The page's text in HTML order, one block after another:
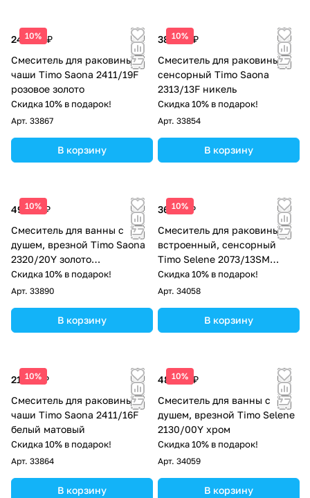
10%
24 488 ₽
Смеситель для раковины-
чаши Timo Saona 2411/19F
розовое золото
Скидка 10% в подарок!
Арт. 33867
В корзину
10%
38 248 ₽
Смеситель для раковины
сенсорный Timo Saona
2313/13F никель
Скидка 10% в подарок!
Арт. 33854
В корзину
10%
49 237 ₽
Смеситель для ванны с
душем, врезной Timo Saona
2320/20Y золото
шлифованное
Скидка 10% в подарок!
Арт. 33890
В корзину
10%
36 715 ₽
Смеситель для раковины
встроенный, сенсорный
Timo Selene 2073/13SM
никель
Скидка 10% в подарок!
Арт. 34058
В корзину
10%
21 223 ₽
Смеситель для раковины-
чаши Timo Saona 2411/16F
белый матовый
Скидка 10% в подарок!
Арт. 33864
В корзину
10%
48 814 ₽
Смеситель для ванны с
душем, врезной Timo Selene
2130/00Y хром
Скидка 10% в подарок!
Арт. 34059
В корзину